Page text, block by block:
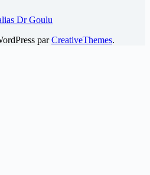
Dr Goulu
parCreativeThemes.